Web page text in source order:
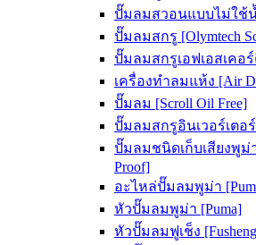
ปั๊มลมสวอนแบบไม่ใช้น้
ปั๊มลมสกรู [Olymtech
ปั๊มลมสกรูเอฟเอสเคอร์
เครื่องทำลมแห้ง [Air
ปั๊มลม [Scroll Oil Free]
ปั๊มลมสกรูอินเวอร์เตอร์
ปั๊มลมชนิดเก็บเสียงพูม่า
Proof]
อะไหล่ปั๊มลมพูม่า
หัวปั๊มลมพูม่า [Puma]
หัวปั๊มลมฟูเช็ง